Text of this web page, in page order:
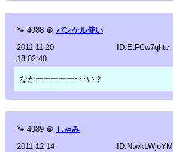
🐾 4088 ＠ バンケル使い
2011-11-20
18:02:40
ID:EtFCw7qhtc
ながーーーーー･･･い？
🐾 4089 ＠ しゃみ
2011-12-14
ID:NtwkLWjoYM